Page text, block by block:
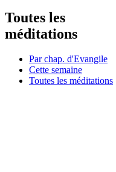
Toutes les
méditations
Par chap. d'Evangile
Cette semaine
Toutes les méditations